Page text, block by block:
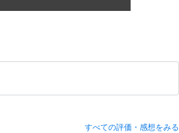
すべての評価・感想をみる